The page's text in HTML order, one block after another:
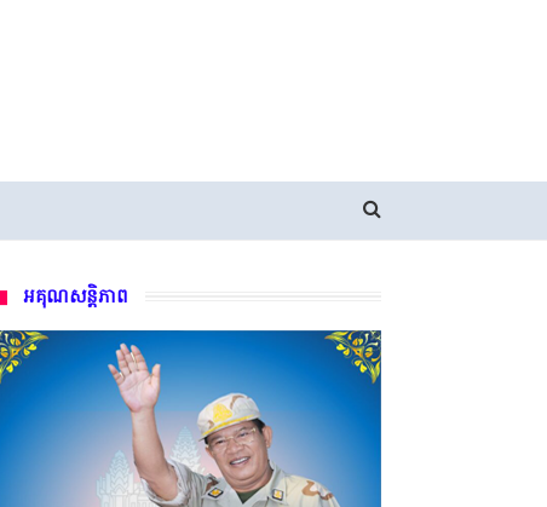
អគុណសន្តិភាព